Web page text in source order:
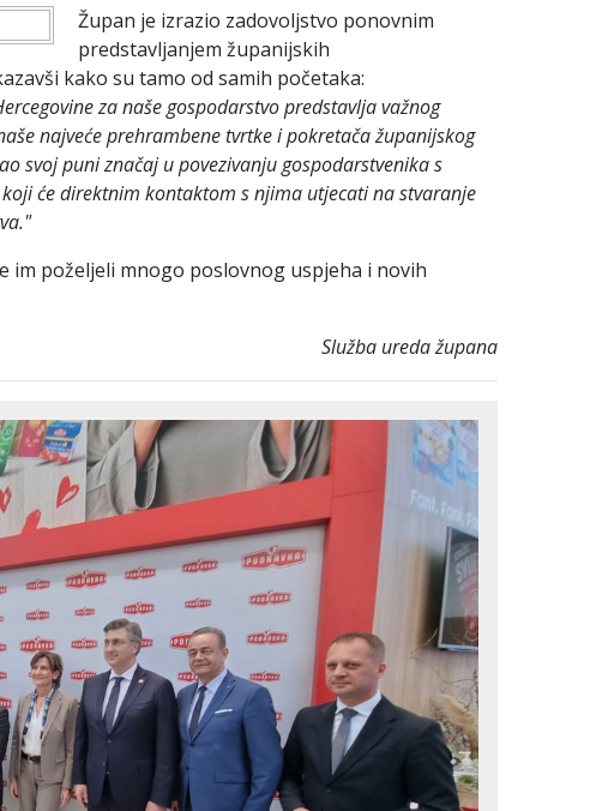
Župan je izrazio zadovoljstvo ponovnim
predstavljanjem županijskih
kako su tamo od samih početaka:
za naše gospodarstvo predstavlja važnog
najveće prehrambene tvrtke i pokretača županijskog
svoj puni značaj u povezivanju gospodarstvenika s
će direktnim kontaktom s njima utjecati na stvaranje
im poželjeli mnogo poslovnog uspjeha i novih
Služba ureda župana